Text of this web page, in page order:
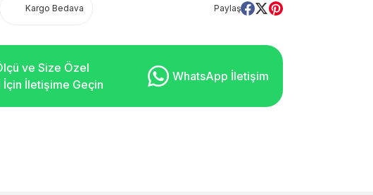
Kargo Bedava Paylaş
ve Size Özel
İletişime Geçin
WhatsApp İletişim